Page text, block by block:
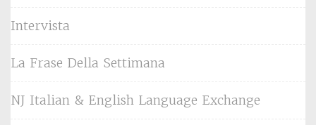
Intervista
La Frase Della Settimana
NJ Italian & English Language Exchange